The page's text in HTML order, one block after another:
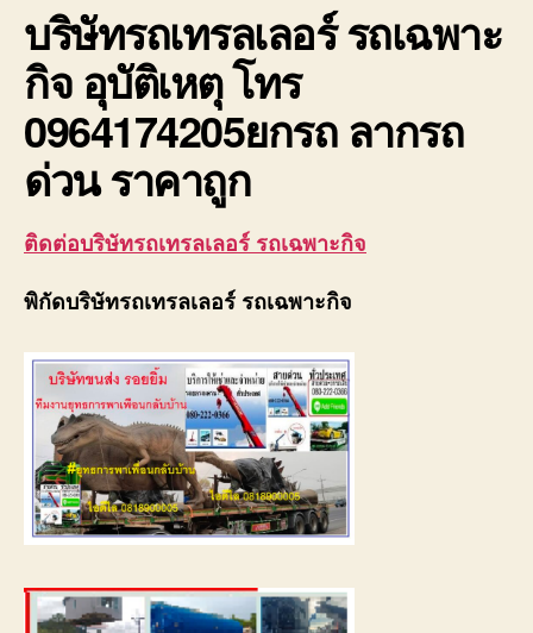
เฉพา
บริษัทรถเทรลเลอร์ รถเฉพาะ
กิจ อุบัติเหตุ โทร
0964174205ยกรถ ลากรถ
ด่วน ราคาถูก
ติดต่อบริษัทรถเทรลเลอร์ รถเฉพาะกิจ
พิกัดบริษัทรถเทรลเลอร์ รถเฉพาะกิจ